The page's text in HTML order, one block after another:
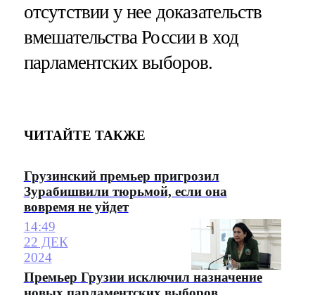
отсутствии у нее доказательств
вмешательства России в ход
парламентских выборов.
ЧИТАЙТЕ ТАКЖЕ
Грузинский премьер пригрозил
Зурабишвили тюрьмой, если она
вовремя не уйдет
14:49
22 ДЕК
2024
Премьер Грузии исключил назначение